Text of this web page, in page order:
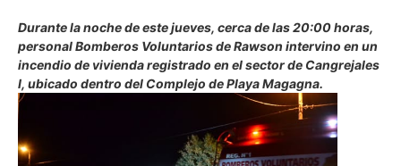
Durante la noche de este jueves, cerca de las 20:00 horas,
personal Bomberos Voluntarios de Rawson intervino en un
incendio de vivienda registrado en el sector de Cangrejales
I, ubicado dentro del Complejo de Playa Magagna.